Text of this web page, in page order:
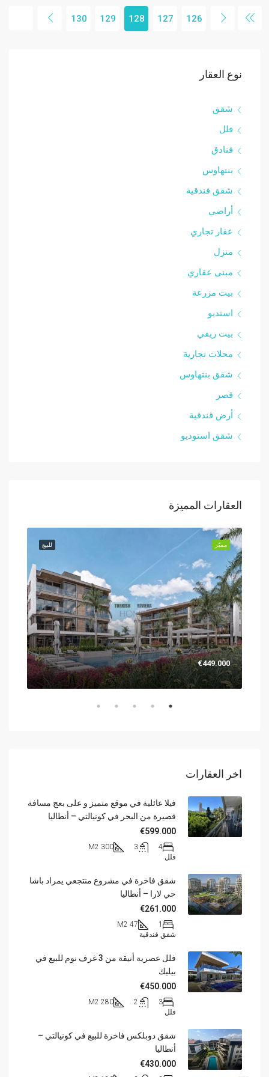
126
127
128
129
130
نوع العقار
شقق
فلل
فنادق
بنتهاوس
شقق فندقية
أراضي
عقار تجاري
منزل
مبنى عقاري
بيت مزرعة
استديو
بيت ريفي
محلات تجارية
شقق بنتهاوس
قصر
أرض قندقية
شقق استوديو
العقارات المميزة
للبيع مميّز
€449.000
اخر العقارات
فيلا عائلية في موقع متميز و على بعج مسافة
قصيرة من البحر في كونيالتي – أنطاليا
€599.000
4
3
300 M2
فلل
شقق فاخرة في مشروع منتجعي يمراد باشا
حي لارا – أنطاليا
€261.000
1
47 M2
شقق فندقية
فلل عصرية أنيقة من 3 غرف نوم للبيع في
بيليك
€450.000
3
2
280 M2
فلل
شقق دوبلكس فاخرة للبيع في كونيالتي –
أنطاليا
€430.000